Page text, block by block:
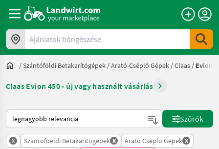
Ajánlatok böngészése
/Szántóföldi Betakarítógépek /Arató-Cséplő Gépek /Claas / Evion
Claas Evion 450 - új vagy használt vásárlás
Így van sorba rendezve a Landwirt.com-on
Szűrők
x Szantofoeldi Betakaritogepek x Arato Cseplo Gepek x